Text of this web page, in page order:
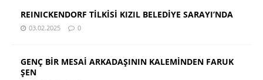
REINICKENDORF TİLKİSİ KIZIL BELEDİYE SARAYI’NDA
03.02.2025 0
GENÇ BİR MESAİ ARKADAŞININ KALEMİNDEN FARUK
ŞEN